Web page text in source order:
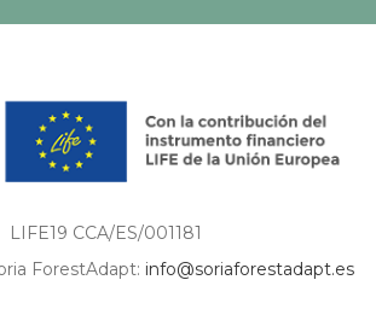
LIFE19 CCA/ES/001181
ForestAdapt: info@soriaforestadapt.es